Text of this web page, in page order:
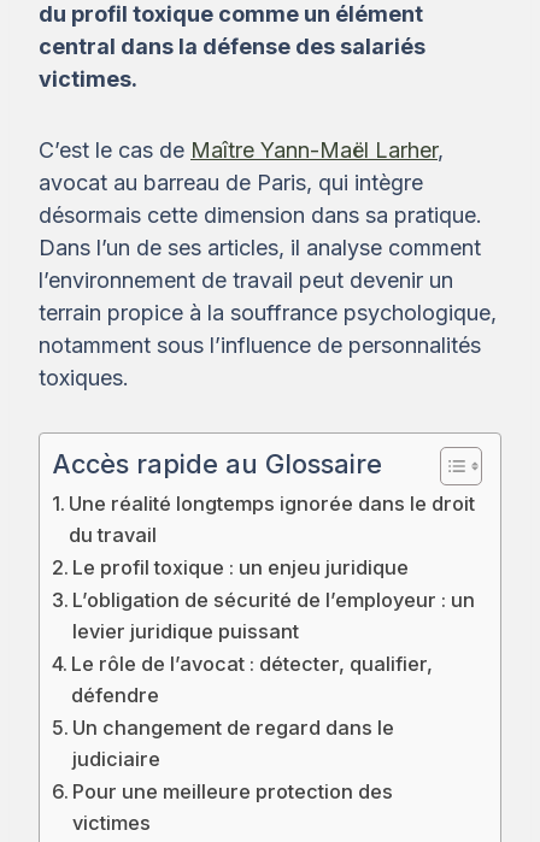
du profil toxique comme un élément
central dans la défense des salariés
victimes.
C’est le cas de Maître Yann-Maël Larher,
avocat au barreau de Paris, qui intègre
désormais cette dimension dans sa pratique.
Dans l’un de ses articles, il analyse comment
l’environnement de travail peut devenir un
terrain propice à la souffrance psychologique,
notamment sous l’influence de personnalités
toxiques.
Accès rapide au Glossaire
Une réalité longtemps ignorée dans le droit
du travail
Le profil toxique : un enjeu juridique
L’obligation de sécurité de l’employeur : un
levier juridique puissant
Le rôle de l’avocat : détecter, qualifier,
défendre
Un changement de regard dans le
judiciaire
Pour une meilleure protection des
victimes